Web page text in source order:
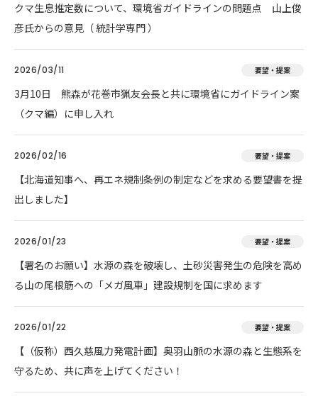
クマ生息推定数について、環境省ガイドラインの問題点 山上俊
彦氏からの意見（ 統計学専門 ）
2026/03/11 要望・提案
3月10日 熊森が花巻市猟友会長と共に環境省にガイドライン案
（クマ編）に申し入れ
2026/02/16 要望・提案
【北海道知事へ、再エネ規制条例の制定などを求める要望書を提
出しました】
2026/01/23 要望・提案
【署名のお願い】水源の森を破壊し、土砂災害発生の危険を高め
る山の尾根筋への「メガ風車」建設規制を国に求めます
2026/01/22 要望・提案
【（仮称）西久慈風力発電計画】奥羽山脈の水源の森と生態系を
守るため、共に声を上げてください！